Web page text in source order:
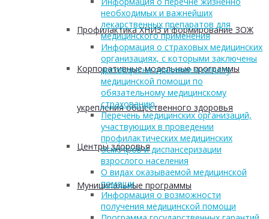
Профилактика ХНИЗ и формирование ЗОЖ
Корпоративные модельные программы
укрепления общественного здоровья
Центры здоровья
Муниципальные программы
необходимых и важнейших
лекарственных препаратов для
медицинского применения
Информация о страховых медицинских
организациях, с которыми заключены
договора на оказание и оплату
медицинской помощи по
обязательному медицинскому
страхованию
Перечень медицинских организаций,
участвующих в проведении
профилактических медицинских
осмотров и диспансеризации
взрослого населения
О видах оказываемой медицинской
помощи
Информация о возможности
получения медицинской помощи